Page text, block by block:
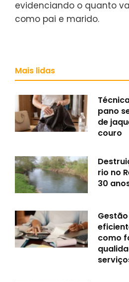
evidenciando o quanto
como pai e marido.
Mais lidas
pano
de
couro
rio no
30
como